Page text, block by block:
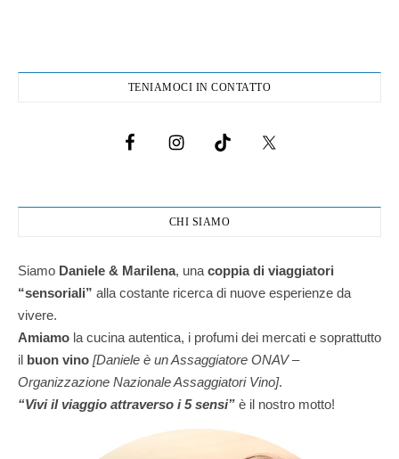
TENIAMOCI IN CONTATTO
CHI SIAMO
Siamo Daniele & Marilena, una coppia di viaggiatori
“sensoriali” alla costante ricerca di nuove esperienze da
vivere.
Amiamo la cucina autentica, i profumi dei mercati e soprattutto
il buon vino [Daniele è un Assaggiatore ONAV –
Organizzazione Nazionale Assaggiatori Vino].
“Vivi il viaggio attraverso i 5 sensi” è il nostro motto!